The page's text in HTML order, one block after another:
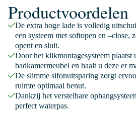
Productvoordelen
De extra hoge lade is volledig
een systeem met softopen en –close,
opent en sluit.
Door het klikmontagesysteem plaatst
badkamermeubel en haalt u deze er
De slimme sifonuitsparing zorgt
ruimte optimaal benut.
Dankzij het verstelbare
perfect waterpas.